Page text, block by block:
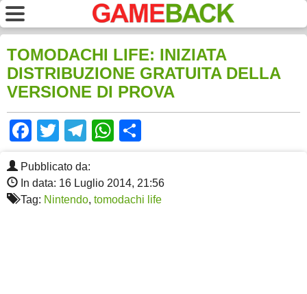
TOMODACHI LIFE: INIZIATA
DISTRIBUZIONE GRATUITA DELLA
VERSIONE DI PROVA
Facebook
TwitterTelegram
WhatsApp
Pubblicato da:
In data: 16 Luglio 2014, 21:56
Tag: Nintendo, tomodachi life